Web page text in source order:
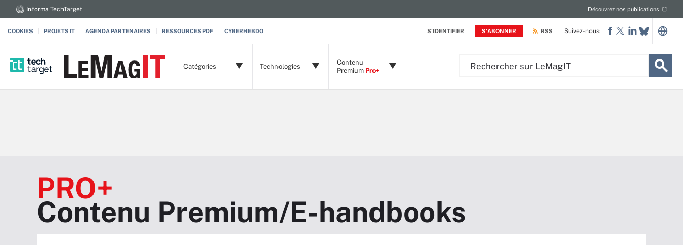
S'IDENTIFIER S'ABONNER
Informa TechTarget Découvrez nos publications
COOKIES PROJETS IT AGENDA PARTENAIRES RESSOURCES PDF CYBERHEBDO RSS
Catégories Technologies
Contenu
Premium Pro+
Suivez-nous:
PRO+
Contenu Premium/E-handbooks